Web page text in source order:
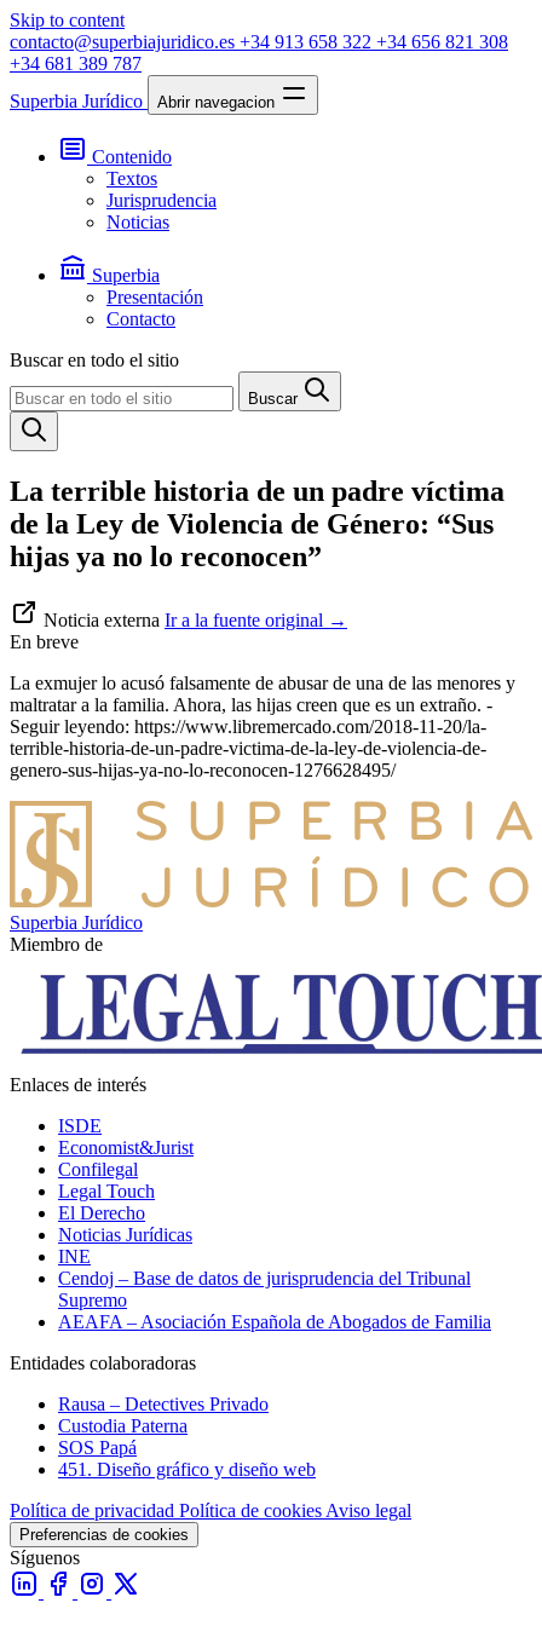
Skip to content
contacto@superbiajuridico.es +34 913 658 322 +34 656 821 308
+34 681 389 787
Superbia Jurídico
Abrir navegacion
Contenido
Textos
Jurisprudencia
Noticias
Superbia
Presentación
Contacto
Buscar en todo el sitio
Buscar
La terrible historia de un padre víctima
de la Ley de Violencia de Género: “Sus
hijas ya no lo reconocen”
Noticia externa Ir a la fuente original →
En breve
La exmujer lo acusó falsamente de abusar de una de las menores y
maltratar a la familia. Ahora, las hijas creen que es un extraño. -
Seguir leyendo: https://www.libremercado.com/2018-11-20/la-
terrible-historia-de-un-padre-victima-de-la-ley-de-violencia-de-
genero-sus-hijas-ya-no-lo-reconocen-1276628495/
Superbia Jurídico
Miembro de
Enlaces de interés
ISDE
Economist&Jurist
Confilegal
Legal Touch
El Derecho
Noticias Jurídicas
INE
Cendoj – Base de datos de jurisprudencia del Tribunal
Supremo
AEAFA – Asociación Española de Abogados de Familia
Entidades colaboradoras
Rausa – Detectives Privado
Custodia Paterna
SOS Papá
451. Diseño gráfico y diseño web
Política de privacidad Política de cookies Aviso legal
Preferencias de cookies
Síguenos